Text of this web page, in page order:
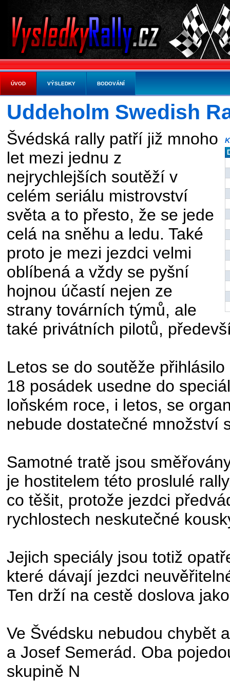
Uddeholm Swedish
Švédská rally patří již mnoho
let mezi jednu z
nejrychlejších soutěží v
celém seriálu mistrovství
světa a to přesto, že se jede
celá na sněhu a ledu. Také
proto je mezi jezdci velmi
oblíbená a vždy se pyšní
hojnou účastí nejen ze
strany továrních týmů, ale
také privátních pilotů,
Letos se do soutěže
18 posádek usedne do
loňském roce, i letos, se
nebude dostatečné množství
Samotné tratě jsou
je hostitelem této proslulé
co těšit, protože jezdci
rychlostech neskutečné
Jejich speciály jsou totiž
které dávají jezdci
Ten drží na cestě doslova
Ve Švédsku nebudou chybět
a Josef Semerád. Oba
skupině N
ÚVOD VÝSLEDKY BODOVÁNÍ